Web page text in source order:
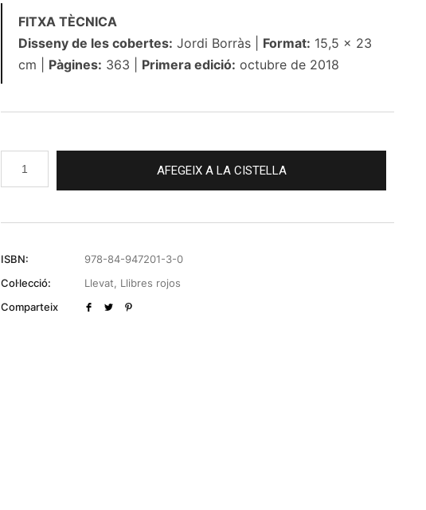
FITXA TÈCNICA
Disseny de les cobertes: Jordi Borràs | Format: 15,5 × 23
cm | Pàgines: 363 | Primera edició: octubre de 2018
AFEGEIX A LA CISTELLA
ISBN:
978-84-947201-3-0
Col·lecció:
Llevat, Llibres rojos
Comparteix